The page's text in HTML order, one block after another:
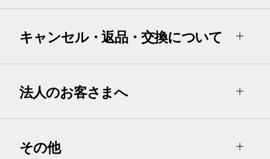
キャンセル・返品・交換について
法人のお客さまへ
その他